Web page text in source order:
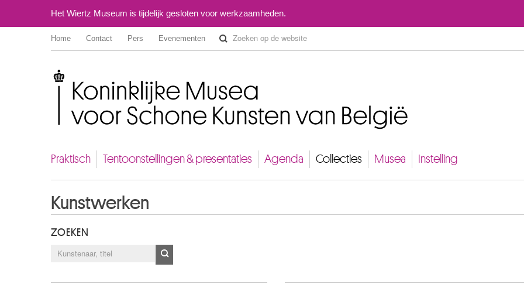
Het Wiertz Museum is tijdelijk gesloten voor werkzaamheden.
Home Contact Pers Evenementen
Praktisch Tentoonstellingen & presentaties Agenda Collecties Musea Instelling
Kunstwerken
ZOEKEN